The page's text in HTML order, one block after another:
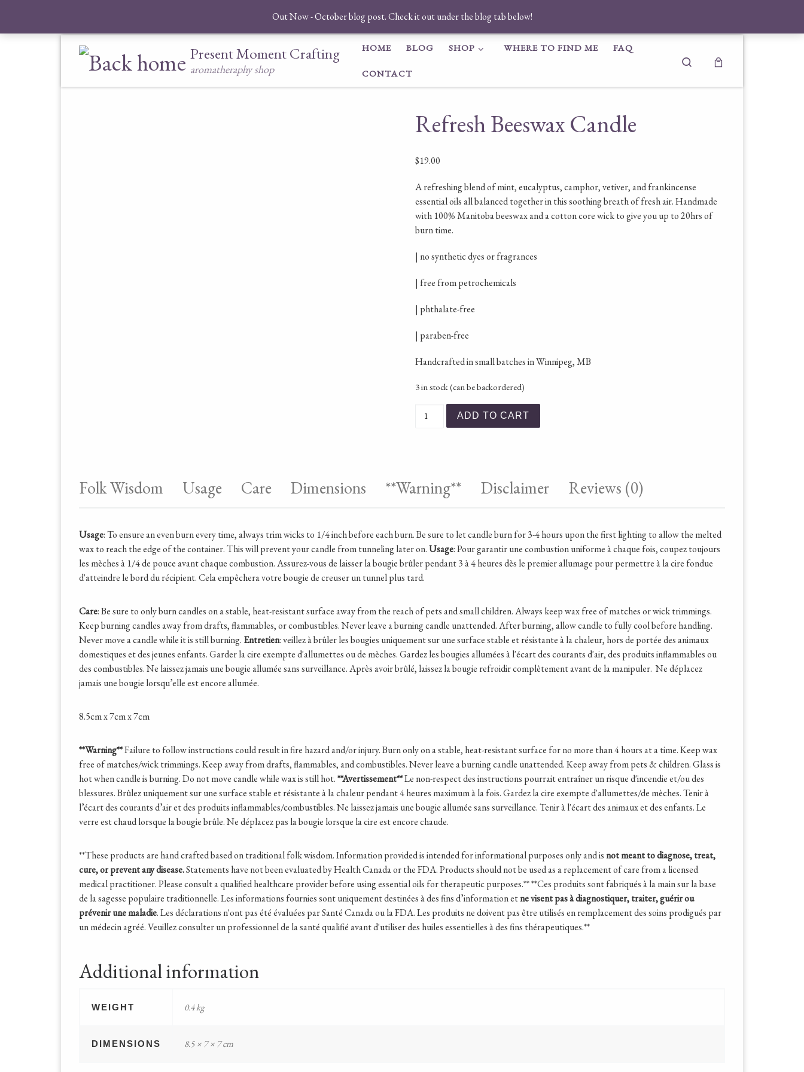
Out Now - October blog post. Check it out under the blog tab below!
Present Moment Crafting
aromatheraphy shop
HOME BLOG SHOP WHERE TO FIND ME FAQ
CONTACT
Search
Refresh Beeswax Candle
$19.00
A refreshing blend of mint, eucalyptus, camphor, vetiver, and frankincense
essential oils all balanced together in this soothing breath of fresh air.Handmade
with 100% Manitoba beeswax and a cotton core wick to give you up to 20hrs of
burn time.
| no synthetic dyes or fragrances
| free from petrochemicals
| phthalate-free
| paraben-free
Handcrafted in small batches in Winnipeg, MB
3 in stock (can be backordered)
Refresh Beeswax Candle quantity
ADD TO CART
Folk Wisdom Usage Care Dimensions **Warning** Disclaimer Reviews (0)
Usage: To ensure an even burn every time, always trim wicks to 1/4 inch before each burn. Be sure to let candle burn for 3-4 hours upon the first lighting to allow the melted
wax to reach the edge of the container. This will prevent your candle from tunneling later on.Usage: Pour garantir une combustion uniforme à chaque fois, coupez toujours
les mèches à 1/4 de pouce avant chaque combustion. Assurez-vous de laisser la bougie brûler pendant 3 à 4 heures dès le premier allumage pour permettre à la cire fondue
d'atteindre le bord du récipient. Cela empêchera votre bougie de creuser un tunnel plus tard.
Care: Be sure to only burn candles on a stable, heat-resistant surface away from the reach of pets and small children. Always keep wax free of matches or wick trimmings.
Keep burning candles away from drafts, flammables, or combustibles. Never leave a burning candle unattended. After burning, allow candle to fully cool before handling.
Never move a candle while it is still burning. Entretien: veillez à brûler les bougies uniquement sur une surface stable et résistante à la chaleur, hors de portée des animaux
domestiques et des jeunes enfants. Garder la cire exempte d'allumettes ou de mèches. Gardez les bougies allumées à l'écart des courants d'air, des produits inflammables ou
des combustibles. Ne laissez jamais une bougie allumée sans surveillance. Après avoir brûlé, laissez la bougie refroidir complètement avant de la manipuler. Ne déplacez
jamais une bougie lorsqu’elle est encore allumée.
8.5cm x 7cm x 7cm
**Warning**Failure to follow instructions could result in fire hazard and/or injury. Burn only on a stable, heat-resistant surface for no more than 4 hours at a time. Keep wax
free of matches/wick trimmings. Keep away from drafts, flammables, and combustibles. Never leave a burning candle unattended. Keep away from pets & children. Glass is
hot when candle is burning. Do not move candle while wax is still hot.**Avertissement**Le non-respect des instructions pourrait entraîner un risque d'incendie et/ou des
blessures. Brûlez uniquement sur une surface stable et résistante à la chaleur pendant 4 heures maximum à la fois. Gardez la cire exempte d'allumettes/de mèches. Tenir à
l’écart des courants d’air et des produits inflammables/combustibles. Ne laissez jamais une bougie allumée sans surveillance. Tenir à l'écart des animaux et des enfants. Le
verre est chaud lorsque la bougie brûle. Ne déplacez pas la bougie lorsque la cire est encore chaude.
**These products are hand crafted based on traditional folk wisdom.Information provided is intended for informational purposes only and isnot meant to diagnose, treat,
cure, or prevent any disease.Statements have not been evaluated by Health Canada or the FDA. Products should not be used as a replacement of care from a licensed
medical practitioner. Please consult a qualified healthcare provider before using essential oils for therapeutic purposes.****Ces produits sont fabriqués à la main sur la base
de la sagesse populaire traditionnelle. Les informations fournies sont uniquement destinées à des fins d’information etne visent pas à diagnostiquer, traiter, guérir ou
prévenir une maladie. Les déclarations n'ont pas été évaluées par Santé Canada ou la FDA. Les produits ne doivent pas être utilisés en remplacement des soins prodigués par
un médecin agréé. Veuillez consulter un professionnel de la santé qualifié avant d'utiliser des huiles essentielles à des fins thérapeutiques.**
Additional information
WEIGHT 0.4 kg
DIMENSIONS 8.5 × 7 × 7 cm